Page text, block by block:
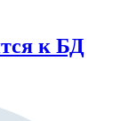
к БД